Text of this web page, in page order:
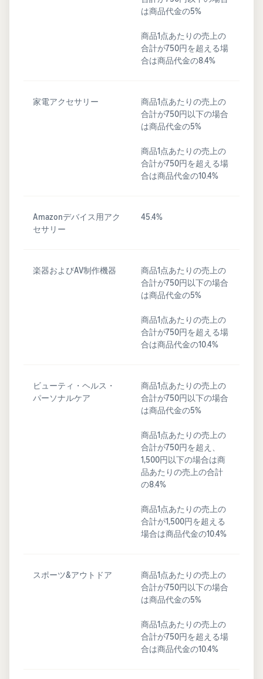
は商品代金の5%
商品1点あたりの売上の
合計が750円を超える場
合は商品代金の8.4%
家電アクセサリー
商品1点あたりの売上の
合計が750円以下の場合
は商品代金の5%
商品1点あたりの売上の
合計が750円を超える場
合は商品代金の10.4%
Amazonデバイス用アク
セサリー
45.4%
楽器およびAV制作機器
商品1点あたりの売上の
合計が750円以下の場合
は商品代金の5%
商品1点あたりの売上の
合計が750円を超える場
合は商品代金の10.4%
ビューティ・ヘルス・
パーソナルケア
商品1点あたりの売上の
合計が750円以下の場合
は商品代金の5%
商品1点あたりの売上の
合計が750円を超え、
1,500円以下の場合は商
品あたりの売上の合計
の8.4%
商品1点あたりの売上の
合計が1,500円を超える
場合は商品代金の10.4%
スポーツ&アウトドア
商品1点あたりの売上の
合計が750円以下の場合
は商品代金の5%
商品1点あたりの売上の
合計が750円を超える場
合は商品代金の10.4%